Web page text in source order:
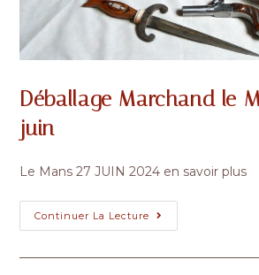
Déballage Marchand le
juin
Le Mans 27 JUIN 2024 en savoir plus
Continuer La Lecture Déballage
Marchand